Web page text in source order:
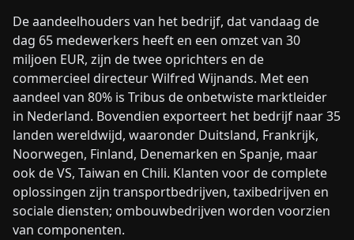
De aandeelhouders van het bedrijf, dat vandaag de
dag 65 medewerkers heeft en een omzet van 30
miljoen EUR, zijn de twee oprichters en de
commercieel directeur Wilfred Wijnands. Met een
aandeel van 80% is Tribus de onbetwiste marktleider
in Nederland. Bovendien exporteert het bedrijf naar 35
landen wereldwijd, waaronder Duitsland, Frankrijk,
Noorwegen, Finland, Denemarken en Spanje, maar
ook de VS, Taiwan en Chili. Klanten voor de complete
oplossingen zijn transportbedrijven, taxibedrijven en
sociale diensten; ombouwbedrijven worden voorzien
van componenten.